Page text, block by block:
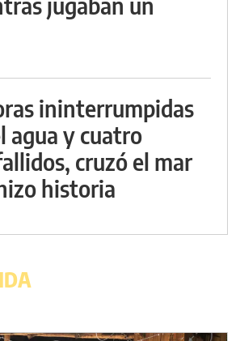
ininterrumpidas
agua y cuatro
cruzó el mar
historia